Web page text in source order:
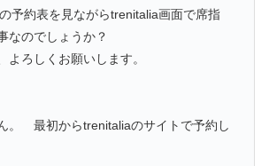
予約表を見ながらtrenitalia画面で席指
なのでしょうか？
よろしくお願いします。
。 最初からtrenitaliaのサイトで予約し